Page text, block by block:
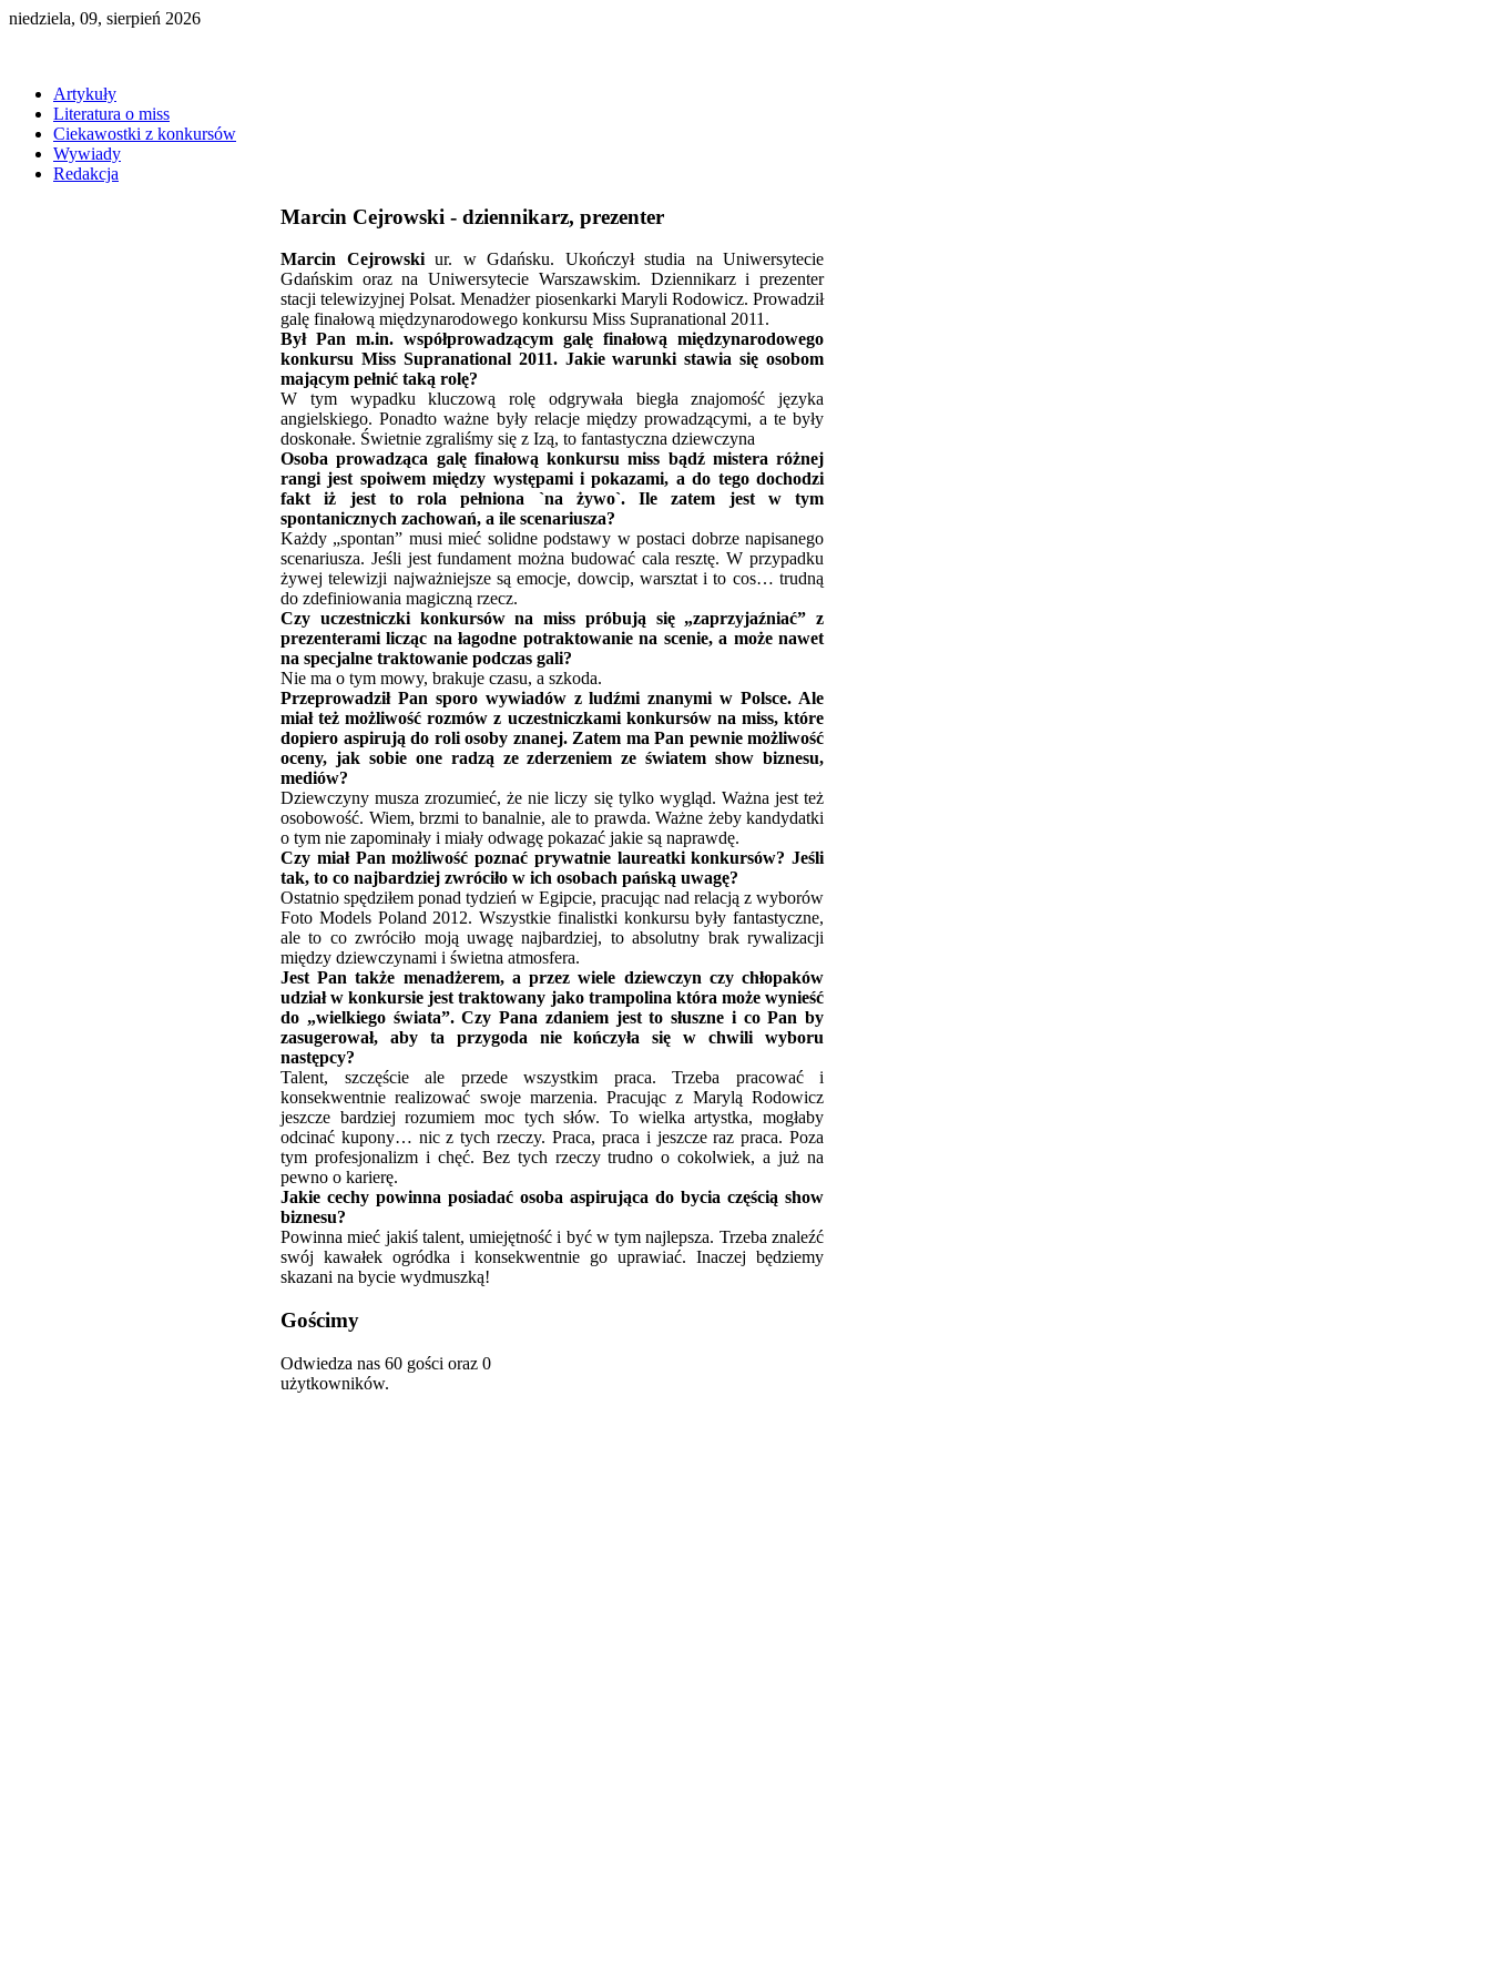
niedziela, 09, sierpień 2026
Artykuły
Literatura o miss
Ciekawostki z konkursów
Wywiady
Redakcja
Marcin Cejrowski - dziennikarz, prezenter
Marcin Cejrowskiur. w Gdańsku. Ukończył studia na Uniwersytecie
Gdańskim oraz na Uniwersytecie Warszawskim. Dziennikarz i prezenter
stacji telewizyjnej Polsat. Menadżer piosenkarki Maryli Rodowicz. Prowadził
galę finałową międzynarodowego konkursu Miss Supranational 2011.
Był Pan m.in. współprowadzącym galę finałową międzynarodowego
konkursu Miss Supranational 2011. Jakie warunki stawia się osobom
mającym pełnić taką rolę?
W tym wypadku kluczową rolę odgrywała biegła znajomość języka
angielskiego. Ponadto ważne były relacje między prowadzącymi, a te były
doskonałe. Świetnie zgraliśmy się z Izą, to fantastyczna dziewczyna
Osoba prowadząca galę finałową konkursu miss bądź mistera różnej
rangi jest spoiwem między występami i pokazami, a do tego dochodzi
fakt iż jest to rola pełniona `na żywo`. Ile zatem jest w tym
spontanicznych zachowań, a ile scenariusza?
Każdy „spontan” musi mieć solidne podstawy w postaci dobrze napisanego
scenariusza. Jeśli jest fundament można budować cala resztę. W przypadku
żywej telewizji najważniejsze są emocje, dowcip, warsztat i to cos… trudną
do zdefiniowania magiczną rzecz.
Czy uczestniczki konkursów na miss próbują się „zaprzyjaźniać” z
prezenterami licząc na łagodne potraktowanie na scenie, a może nawet
na specjalne traktowanie podczas gali?
Nie ma o tym mowy, brakuje czasu, a szkoda.
Przeprowadził Pan sporo wywiadów z ludźmi znanymi w Polsce. Ale
miał też możliwość rozmów z uczestniczkami konkursów na miss, które
dopiero aspirują do roli osoby znanej. Zatem ma Pan pewnie możliwość
oceny, jak sobie one radzą ze zderzeniem ze światem show biznesu,
mediów?
Dziewczyny musza zrozumieć, że nie liczy się tylko wygląd. Ważna jest też
osobowość. Wiem, brzmi to banalnie, ale to prawda. Ważne żeby kandydatki
o tym nie zapominały i miały odwagę pokazać jakie są naprawdę.
Czy miał Pan możliwość poznać prywatnie laureatki konkursów? Jeśli
tak, to co najbardziej zwróciło w ich osobach pańską uwagę?
Ostatnio spędziłem ponad tydzień w Egipcie, pracując nad relacją z wyborów
Foto Models Poland 2012. Wszystkie finalistki konkursu były fantastyczne,
ale to co zwróciło moją uwagę najbardziej, to absolutny brak rywalizacji
między dziewczynami i świetna atmosfera.
Jest Pan także menadżerem, a przez wiele dziewczyn czy chłopaków
udział w konkursie jest traktowany jako trampolina która może wynieść
do „wielkiego świata”. Czy Pana zdaniem jest to słuszne i co Pan by
zasugerował, aby ta przygoda nie kończyła się w chwili wyboru
następcy?
Talent, szczęście ale przede wszystkim praca. Trzeba pracować i
konsekwentnie realizować swoje marzenia. Pracując z Marylą Rodowicz
jeszcze bardziej rozumiem moc tych słów. To wielka artystka, mogłaby
odcinać kupony… nic z tych rzeczy. Praca, praca i jeszcze raz praca. Poza
tym profesjonalizm i chęć. Bez tych rzeczy trudno o cokolwiek, a już na
pewno o karierę.
Jakie cechy powinna posiadać osoba aspirująca do bycia częścią show
biznesu?
Powinna mieć jakiś talent, umiejętność i być w tym najlepsza. Trzeba znaleźć
swój kawałek ogródka i konsekwentnie go uprawiać. Inaczej będziemy
skazani na bycie wydmuszką!
Gościmy
Odwiedza nas 60 gości oraz 0
użytkowników.